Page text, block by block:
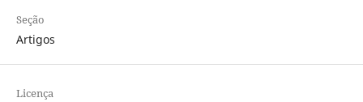
Seção
Artigos
Licença